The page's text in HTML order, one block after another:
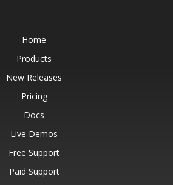
Home
Products
New Releases
Pricing
Docs
Live Demos
Free Support
Paid Support